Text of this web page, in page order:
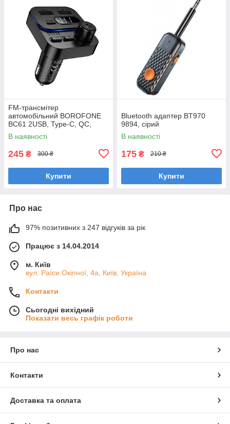
FM-трансмітер
автомобільний BOROFONE
BC61 2USB, Type-C, QC,
чорний
В наявності
245 ₴ 300 ₴
Купити
Bluetooth адаптер BT970
9894, сірий
В наявності
175 ₴ 210 ₴
Купити
Про нас
97% позитивних з 247 відгуків за рік
Працює з 14.04.2014
м. Київ
вул. Раїси Окіпної, 4а, Київ, Україна
Контакти
Сьогодні вихідний
Показати весь графік роботи
Про нас
Контакти
Доставка та оплата